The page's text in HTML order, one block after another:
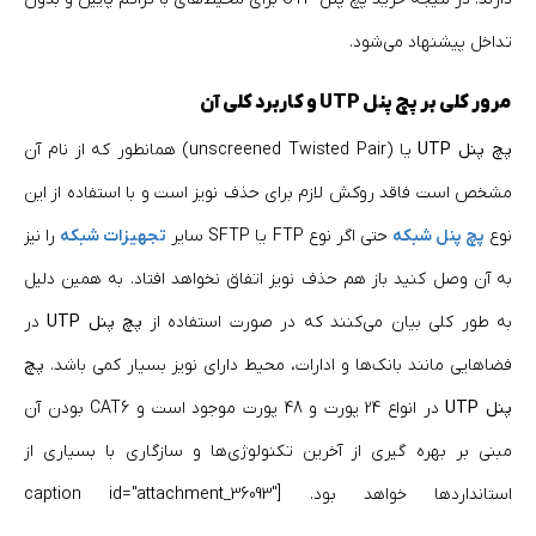
تداخل پیشنهاد می‌شود.
مرور کلی بر پچ پنل UTP و کاربرد کلی آن
پچ پنل UTP
یا (unscreened Twisted Pair) همانطور که از نام آن
مشخص است فاقد روکش لازم برای حذف نویز است و با استفاده از این
نوع پچ پنل‌­ شبکه حتی اگر نوع FTP یا SFTP سایر تجهیزات شبکه را نیز
به آن وصل کنید باز هم حذف نویز اتفاق نخواهد افتاد. به همین دلیل
به طور کلی بیان می­‌کنند که در صورت استفاده از پچ پنل UTPدر
فضاهایی مانند بانک­‌ها و ادارات، محیط دارای نویز بسیار کمی باشد. پچ
پنل UTP
در انواع 24 پورت و 48 پورت موجود است و CAT6 بودن آن
مبنی بر بهره گیری از آخرین تکنولوژی­‌ها و سازگاری با بسیاری از
استانداردها خواهد بود. [caption id="attachment_36093"